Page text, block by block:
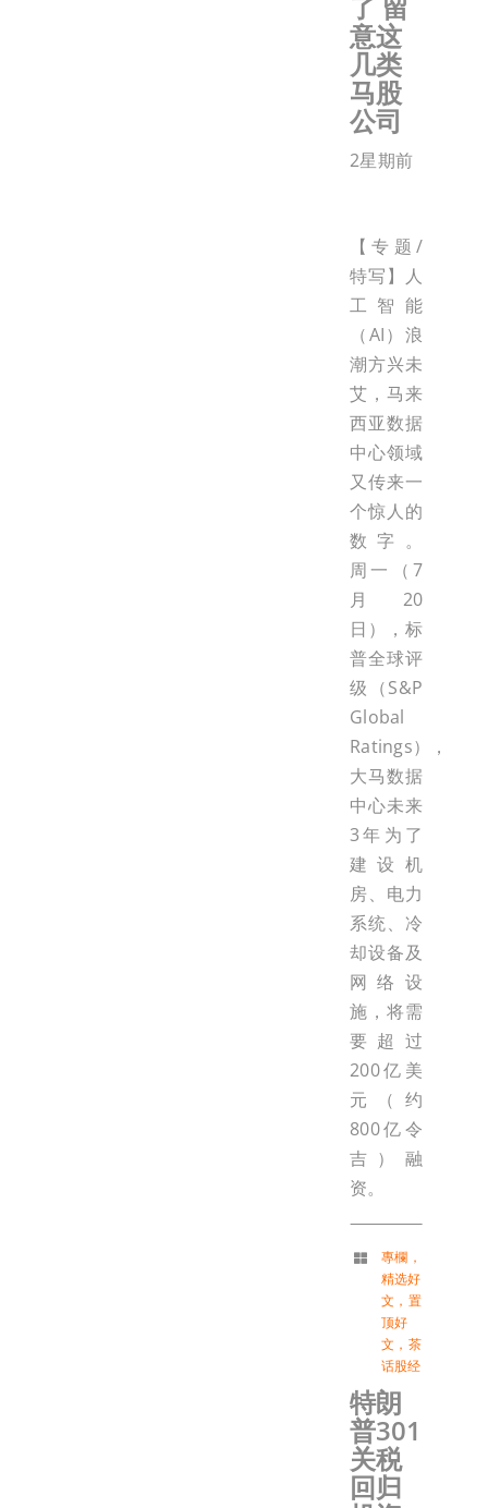
意这
几类
马股
公司
2星期前
【专题/
特写】人
工智能
（AI）浪
潮方兴未
艾，马来
西亚数据
中心领域
又传来一
个惊人的
数字。
周一（7
月20
日），标
普全球评
级（S&P
Global
Ratings），
大马数据
中心未来
3年为了
建设机
房、电力
系统、冷
却设备及
网络设
施，将需
要超过
200亿美
元（约
800亿令
吉）融
资。
專欄 ，
精选好
文 ， 置
顶好
文 ， 茶
话股经
特朗
普301
关税
回归